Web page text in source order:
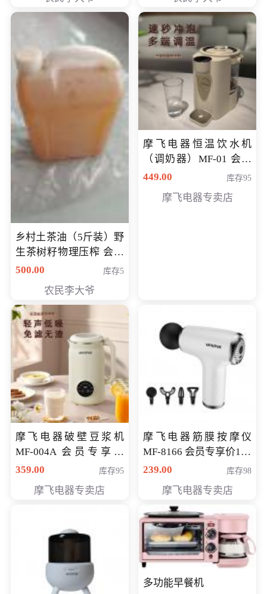
乡村土茶油（5斤装）野
生茶树籽物理压榨 会员
专享价400元
500.00 库存5
农民李大爷
摩飞电器恒温饮水机
（调奶器）MF-01 会员
专享价366元
449.00 库存95
摩飞电器专卖店
摩飞电器破壁豆浆机
MF-004A 会员专享价
168元
359.00 库存95
摩飞电器专卖店
摩飞电器筋膜按摩仪
MF-8166 会员专享价168
元
239.00 库存98
摩飞电器专卖店
多功能早餐机